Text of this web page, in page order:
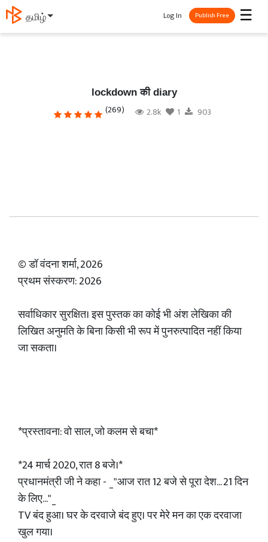
தமிழ் ☰
Log In Publish Free
lockdown की diary
(269) 2.8k 1 903
© डॉ वंदना शर्मा, 2026
प्रथम संस्करण: 2026
सर्वाधिकार सुरक्षित। इस पुस्तक का कोई भी अंश लेखिका की
लिखित अनुमति के बिना किसी भी रूप में पुनरुत्पादित नहीं किया
जा सकता।
*प्रस्तावना: वो साल, जो कलम से बचा*
*24 मार्च 2020, रात 8 बजे।*
प्रधानमंत्री जी ने कहा - _"आज रात 12 बजे से पूरा देश... 21 दिन
के लिए..."_
TV बंद हुआ। घर के दरवाजे बंद हुए। पर मेरे मन का एक दरवाजा
खुल गया।